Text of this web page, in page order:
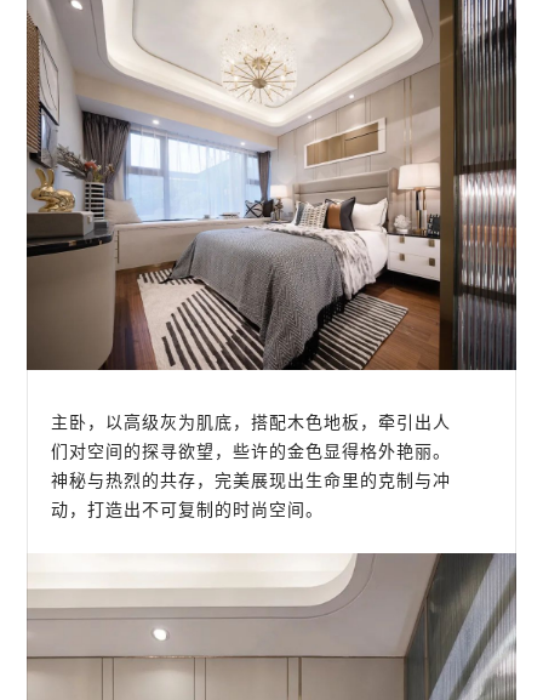
主卧，以高级灰为肌底，搭配木色地板，牵引出人
们对空间的探寻欲望，些许的金色显得格外艳丽。
神秘与热烈的共存，完美展现出生命里的克制与冲
动，打造出不可复制的时尚空间。